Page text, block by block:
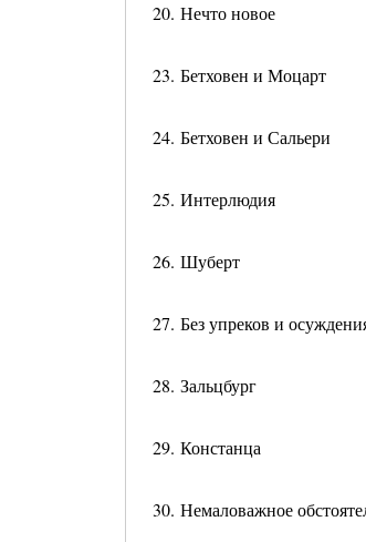
20. Нечто новое
23. Бетховен и Моцарт
24. Бетховен и Сальери
25. Интерлюдия
26. Шуберт
27. Без упреков и
28. Зальцбург
29. Констанца
30. Немаловажное